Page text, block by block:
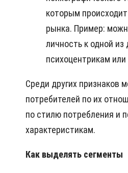
которым
рынка. Пример:
личность к одной из
психоцентрикам
Среди других признаков
потребителей по их
по стилю потребления и
характеристикам.
Как выделять сегменты